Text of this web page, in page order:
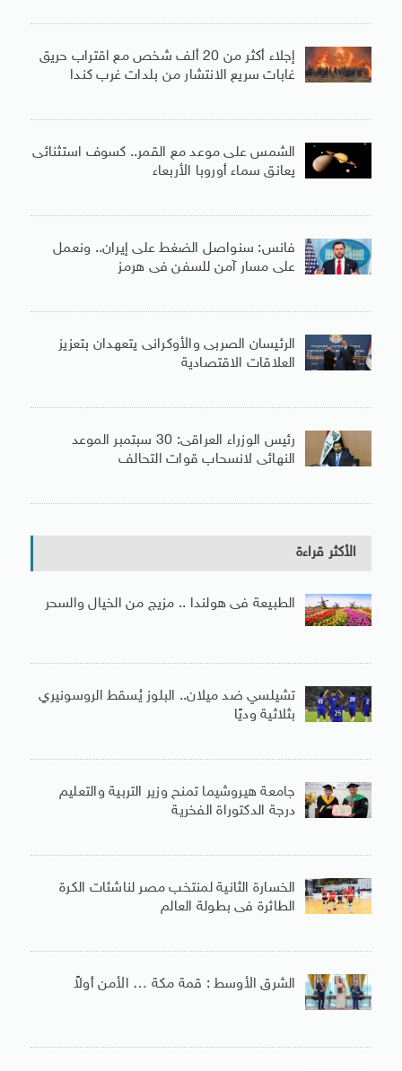
إجلاء أكثر من 20 ألف شخص مع اقتراب حريق
غابات سريع الانتشار من بلدات غرب كندا
الشمس على موعد مع القمر.. كسوف استثنائى
يعانق سماء أوروبا الأربعاء
فانس: سنواصل الضغط على إيران.. ونعمل
على مسار آمن للسفن فى هرمز
الرئيسان الصربى والأوكرانى يتعهدان بتعزيز
العلاقات الاقتصادية
رئيس الوزراء العراقى: 30 سبتمبر الموعد
النهائى لانسحاب قوات التحالف
الأكثر قراءة
الطبيعة فى هولندا .. مزيج من الخيال والسحر
تشيلسي ضد ميلان.. البلوز يُسقط الروسونيري
بثلاثية وديًا
جامعة هيروشيما تمنح وزير التربية والتعليم
درجة الدكتوراة الفخرية
الخسارة الثانية لمنتخب مصر لناشئات الكرة
الطائرة فى بطولة العالم
الشرق الأوسط : قمة مكة … الأمن أولاً